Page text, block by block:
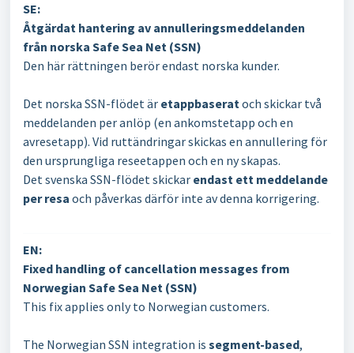
SE:
Åtgärdat hantering av annulleringsmeddelanden
från norska Safe Sea Net (SSN)
Den här rättningen berör endast norska kunder.
Det norska SSN-flödet är etappbaseratoch skickar två
meddelanden per anlöp (en ankomstetapp och en
avresetapp). Vid ruttändringar skickas en annullering för
den ursprungliga reseetappen och en ny skapas.
Det svenska SSN-flödet skickar endast ett meddelande
per resa och påverkas därför inte av denna korrigering.
EN:
Fixed handling of cancellation messages from
Norwegian Safe Sea Net (SSN)
This fix applies only to Norwegian customers.
The Norwegian SSN integration is segment-based,